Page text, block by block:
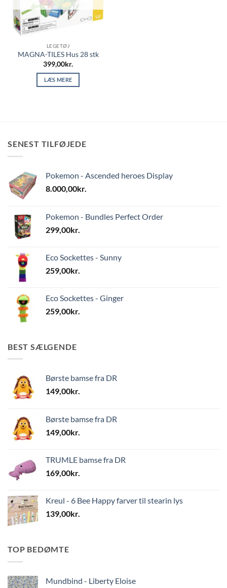
LEGETØJ
MAGNA-TILES Hus 28 stk
399,00kr.
LÆS MERE
SENEST TILFØJEDE
Pokemon - Ascended heroes Display
8.000,00kr.
Pokemon - Bundles Perfect Order
299,00kr.
Eco Sockettes - Sunny
259,00kr.
Eco Sockettes - Ginger
259,00kr.
BEST SÆLGENDE
Børste bamse fra DR
149,00kr.
Børste bamse fra DR
149,00kr.
TRUMLE bamse fra DR
169,00kr.
Kreul - 6 Bee Happy farver til stearin lys
139,00kr.
TOP BEDØMTE
Mundbind - Liberty Eloise